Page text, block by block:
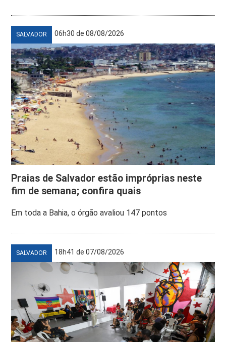
SALVADOR 06h30 de 08/08/2026
Praias de Salvador estão impróprias neste
fim de semana; confira quais
Em toda a Bahia, o órgão avaliou 147 pontos
SALVADOR 18h41 de 07/08/2026